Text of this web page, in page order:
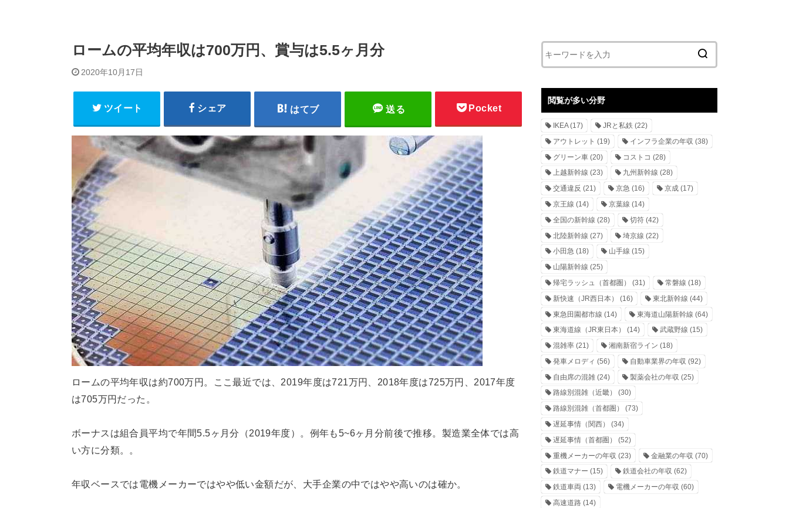
ロームの平均年収は700万円、賞与は5.5ヶ月分
2020年10月17日
ツイート シェア はてブ 送る Pocket
ロームの平均年収は約700万円。ここ最近では、2019年度は721万円、2018年度は725万円、2017年度
は705万円だった。
ボーナスは組合員平均で年間5.5ヶ月分（2019年度）。例年も5~6ヶ月分前後で推移。製造業全体では高
い方に分類。。
年収ベースでは電機メーカーではやや低い金額だが、大手企業の中ではやや高いのは確か。
閲覧が多い分野
IKEA(17) JRと私鉄 (22)
アウトレット (19) インフラ企業の年収 (38)
グリーン車 (20) コストコ (28)
上越新幹線 (23) 九州新幹線 (28)
交通違反 (21) 京急 (16) 京成(17)
京王線 (14) 京葉線 (14)
全国の新幹線 (28) 切符(42)
北陸新幹線 (27) 埼京線 (22)
小田急 (18) 山手線 (15)
山陽新幹線 (25)
帰宅ラッシュ（首都圏）
(31) 常磐線 (18)
新快速（JR西日本）
(16) 東北新幹線 (44)
東急田園都市線 (14) 東海道山陽新幹線 (64)
東海道線（JR東日本）
(14) 武蔵野線 (15)
混雑率 (21) 湘南新宿ライン (18)
発車メロディ (56) 自動車業界の年収 (92)
自由席の混雑 (24) 製薬会社の年収 (25)
路線別混雑（近畿）
(30)
路線別混雑（首都圏）
(73)
遅延事情（関西）
(34)
遅延事情（首都圏）
(52)
重機メーカーの年収 (23) 金融業の年収 (70)
鉄道マナー (15) 鉄道会社の年収 (62)
鉄道車両 (13) 電機メーカーの年収 (60)
高速道路 (14)